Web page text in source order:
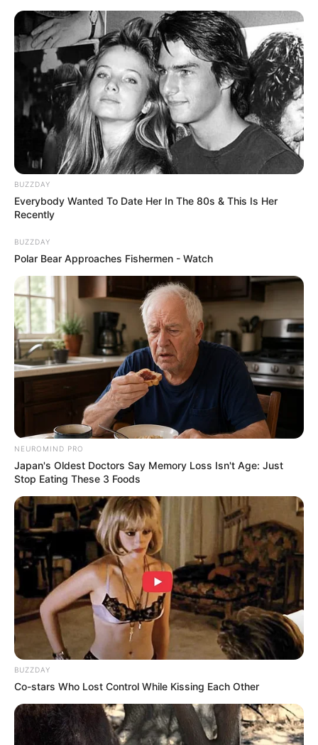
HOME
INSPIRASI
STYLE
FILM &
SERIES
NGAKAK
QUOTES
HYPE
MORE
BUZZDAY
Everybody Wanted To Date Her In The 80s & This Is Her
Recently
BUZZDAY
Polar Bear Approaches Fishermen - Watch
NEUROMIND PRO
Japan's Oldest Doctors Say Memory Loss Isn't Age: Just
Stop Eating These 3 Foods
BUZZDAY
Co-stars Who Lost Control While Kissing Each Other